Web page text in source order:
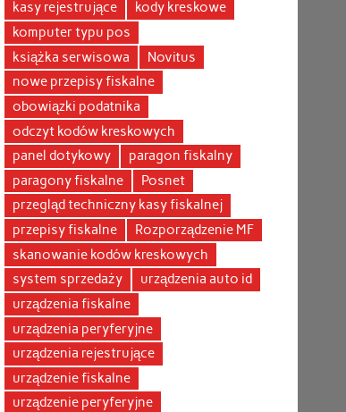
kasy rejestrujące
kody kreskowe
komputer typu pos
książka serwisowa
Novitus
nowe przepisy fiskalne
obowiązki podatnika
odczyt kodów kreskowych
panel dotykowy
paragon fiskalny
paragony fiskalne
Posnet
przegląd techniczny kasy fiskalnej
przepisy fiskalne
Rozporządzenie MF
skanowanie kodów kreskowych
system sprzedaży
urządzenia auto id
urządzenia fiskalne
urządzenia peryferyjne
urządzenia rejestrujące
urządzenie fiskalne
urządzenie peryferyjne